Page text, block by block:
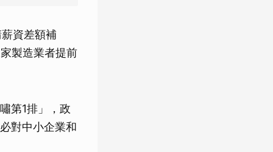
資差額補
製造業者提前
第1排」，政
對中小企業和